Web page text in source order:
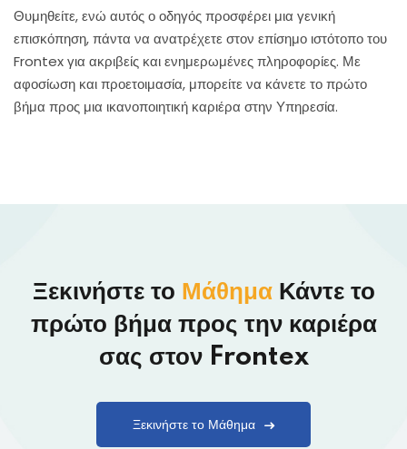
Θυμηθείτε, ενώ αυτός ο οδηγός προσφέρει μια γενική
επισκόπηση, πάντα να ανατρέχετε στον επίσημο ιστότοπο του
Frontex για ακριβείς και ενημερωμένες πληροφορίες. Με
αφοσίωση και προετοιμασία, μπορείτε να κάνετε το πρώτο
βήμα προς μια ικανοποιητική καριέρα στην Υπηρεσία.
Ξεκινήστε το Μάθημα Κάντε το
πρώτο βήμα προς την καριέρα
σας στον Frontex
Ξεκινήστε το Μάθημα